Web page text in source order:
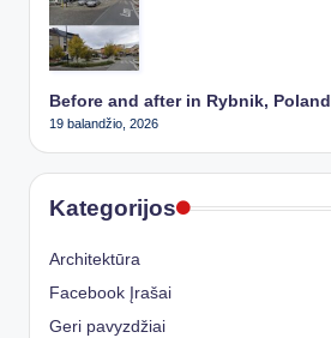
Before and after in Rybnik, Poland
19 balandžio, 2026
Kategorijos
Architektūra
Facebook Įrašai
Geri pavyzdžiai